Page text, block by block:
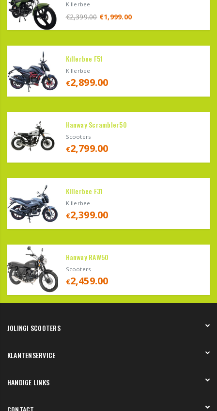
Killerbee
€2,399.00 €1,999.00
Killerbee F51
Killerbee
€2,899.00
Hanway Scrambler50
Scooters
€2,799.00
Killerbee F31
Killerbee
€2,399.00
Hanway RAW50
Scooters
€2,459.00
JOLINGI SCOOTERS
Onze showroom
KLANTENSERVICE
Verzending en bezorging
HANDIGE LINKS